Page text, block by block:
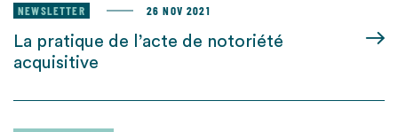
NEWSLETTER 26 NOV 2021
La pratique de l’acte de notoriété
acquisitive